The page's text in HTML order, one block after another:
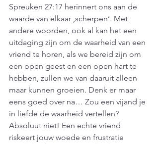
Spreuken 27:17 herinnert ons aan de
waarde van elkaar ‚scherpen‘. Met
andere woorden, ook al kan het een
uitdaging zijn om de waarheid van een
vriend te horen, als we bereid zijn om
een open geest en een open hart te
hebben, zullen we van daaruit alleen
maar kunnen groeien. Denk er maar
eens goed over na… Zou een vijand je
in liefde de waarheid vertellen?
Absoluut niet! Een echte vriend
riskeert jouw woede en frustratie